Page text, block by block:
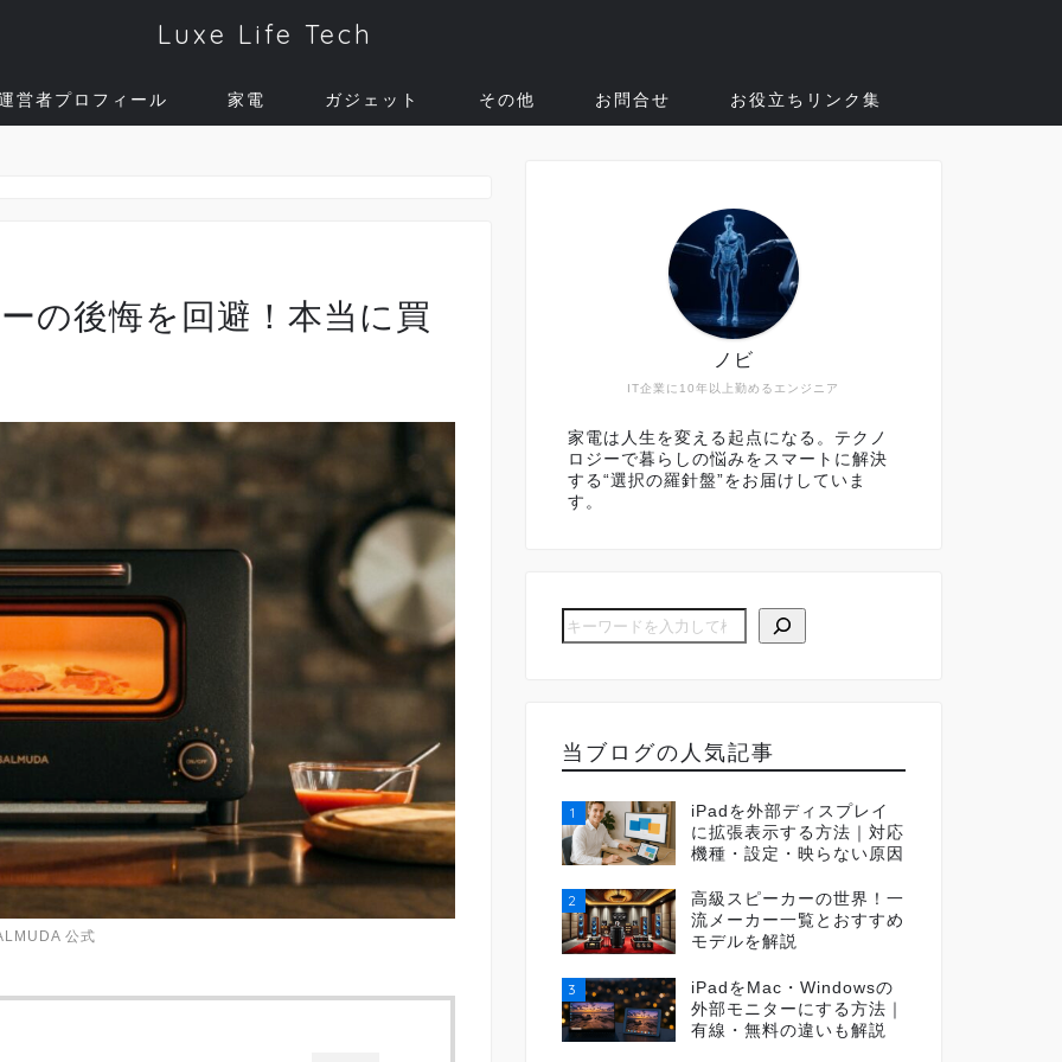
Luxe Life Tech
営者プロフィール 家電 ガジェット その他 お問合せ お役立ちリンク集
の後悔を回避！本当に買
公式
IT企業に10年以上勤めるエンジニア
ノビ
家電は人生を変える起点になる。テクノ
ロジーで暮らしの悩みをスマートに解決
する“選択の羅針盤”をお届けしていま
す。
当ブログの人気記事
1
iPadを外部ディスプレイ
に拡張表示する方法｜対応
機種・設定・映らない原因
2
高級スピーカーの世界！一
流メーカー一覧とおすすめ
モデルを解説
3
iPadをMac・Windowsの
外部モニターにする方法｜
有線・無料の違いも解説